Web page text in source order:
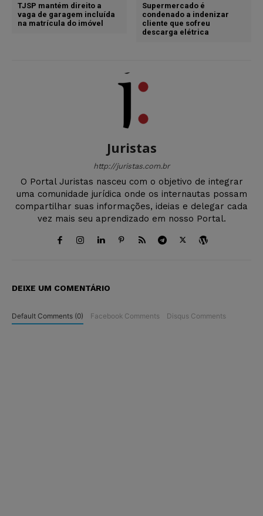
TJSP mantém direito a
vaga de garagem incluída
na matrícula do imóvel
Supermercado é
condenado a indenizar
cliente que sofreu
descarga elétrica
Juristas
http://juristas.com.br
O Portal Juristas nasceu com o objetivo de integrar
uma comunidade jurídica onde os internautas possam
compartilhar suas informações, ideias e delegar cada
vez mais seu aprendizado em nosso Portal.
DEIXE UM COMENTÁRIO
Default Comments (0) Facebook Comments Disqus Comments